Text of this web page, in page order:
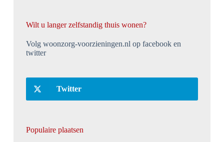
Wilt u langer zelfstandig thuis wonen?
Volg woonzorg-voorzieningen.nl op facebook en
twitter
Twitter
Populaire plaatsen